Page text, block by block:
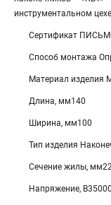
инструментальном
Сертификат
Способ монтажа
Материал изделия
Длина, мм140
Ширина, мм100
Тип изделия
Сечение жилы,
Напряжение, В35000